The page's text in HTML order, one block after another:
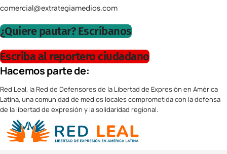
comercial@extrategiamedios.com
¿Quiere pautar? Escríbanos
Escriba al reportero ciudadano
Hacemos parte de:
Red Leal, la Red de Defensores de la Libertad de Expresión en América
Latina, una comunidad de medios locales comprometida con la defensa
de la libertad de expresión y la solidaridad regional.